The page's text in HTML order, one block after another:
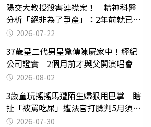
陽交大教授殺害連襟案！ 精神科醫
分析「絕非為了爭產」：2年前就已言
行詭異
2026-07-22
37歲星二代男星驚傳陳屍家中！經紀
公司證實 2個月前才與父開演唱會
2026-08-02
3歲童玩搖搖馬遭陌生婦狠甩巴掌 瞎
扯「被罵吃屎」遭法官打臉判5月須入
監 2026-07-30